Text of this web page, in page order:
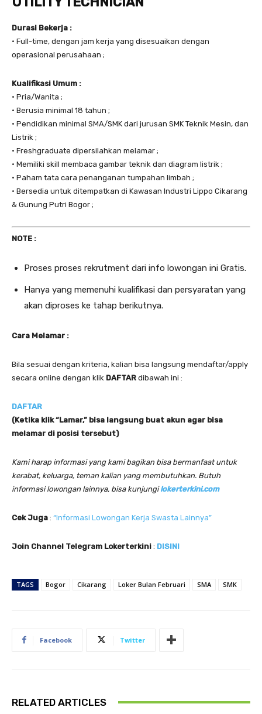
Durasi Bekerja :
• Full-time, dengan jam kerja yang disesuaikan dengan
operasional perusahaan ;
Kualifikasi Umum :
• Pria/Wanita ;
• Berusia minimal 18 tahun ;
• Pendidikan minimal SMA/SMK dari jurusan SMK Teknik Mesin, dan
Listrik ;
• Freshgraduate dipersilahkan melamar ;
• Memiliki skill membaca gambar teknik dan diagram listrik ;
• Paham tata cara penanganan tumpahan limbah ;
• Bersedia untuk ditempatkan di Kawasan Industri Lippo Cikarang
& Gunung Putri Bogor ;
NOTE :
Proses proses rekrutment dari info lowongan ini Gratis.
Hanya yang memenuhi kualifikasi dan persyaratan yang
akan diproses ke tahap berikutnya.
Cara Melamar :
Bila sesuai dengan kriteria, kalian bisa langsung mendaftar/apply
secara online dengan klik DAFTAR dibawah ini :
DAFTAR
(Ketika klik “Lamar,” bisa langsung buat akun agar bisa
melamar di posisi tersebut)
Kami harap informasi yang kami bagikan bisa bermanfaat untuk
kerabat, keluarga, teman kalian yang membutuhkan. Butuh
informasi lowongan lainnya, bisa kunjungilokerterkini.com
Cek Juga : “Informasi Lowongan Kerja Swasta Lainnya”
Join Channel Telegram Lokerterkini : DISINI
TAGS Bogor Cikarang Loker Bulan Februari SMA SMK
Facebook Twitter
RELATED ARTICLES